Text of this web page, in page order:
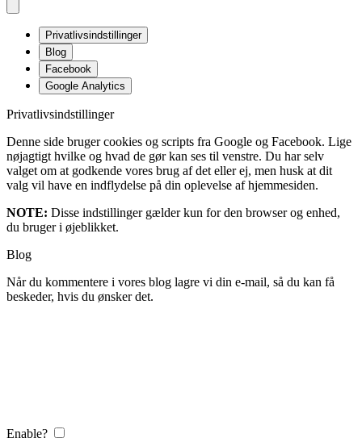
Privatlivsindstillinger
Blog
Facebook
Google Analytics
Privatlivsindstillinger
Denne side bruger cookies og scripts fra Google og Facebook. Lige
nøjagtigt hvilke og hvad de gør kan ses til venstre. Du har selv
valget om at godkende vores brug af det eller ej, men husk at dit
valg vil have en indflydelse på din oplevelse af hjemmesiden.
NOTE: Disse indstillinger gælder kun for den browser og enhed,
du bruger i øjeblikket.
Blog
Når du kommentere i vores blog lagre vi din e-mail, så du kan få
beskeder, hvis du ønsker det.
Enable?